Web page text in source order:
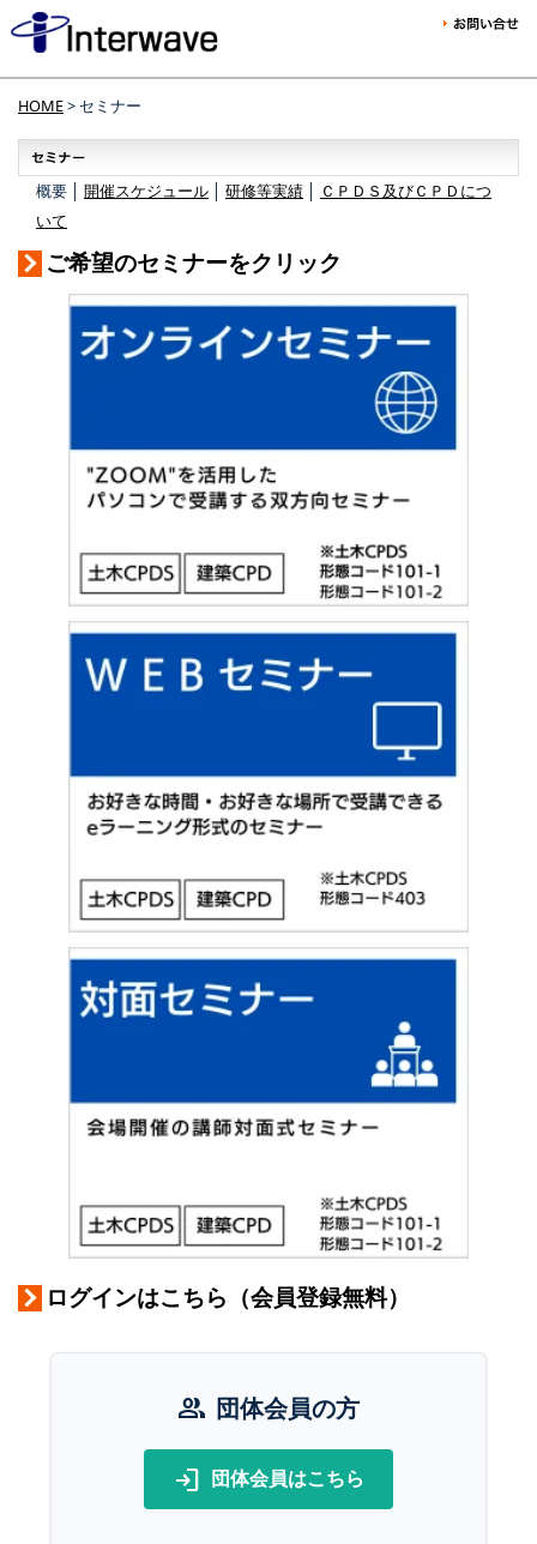
HOME> セミナー
概要 │ 開催スケジュール 研修等実績
ＣＰＤＳ及びＣＰＤにつ
いて
ご希望のセミナーをクリック
ログインはこちら（会員登録無料）
group 団体会員の方
login 団体会員はこちら